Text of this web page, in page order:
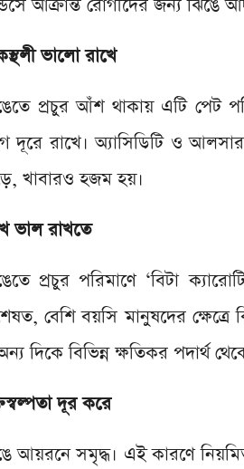
আক্রান্ত রোগীদের জন্য ঝিঙে
ভালো রাখে
প্রচুর আঁশ থাকায় এটি পেট
দূরে রাখে। অ্যাসিডিটি ও
খাবারও হজম হয়।
ভাল রাখতে
প্রচুর পরিমাণে ‘বিটা
বেশি বয়সি মানুষদের
দিকে বিভিন্ন ক্ষতিকর পদার্থ
দূর করে
আয়রনে সমৃদ্ধ। এই কারণে